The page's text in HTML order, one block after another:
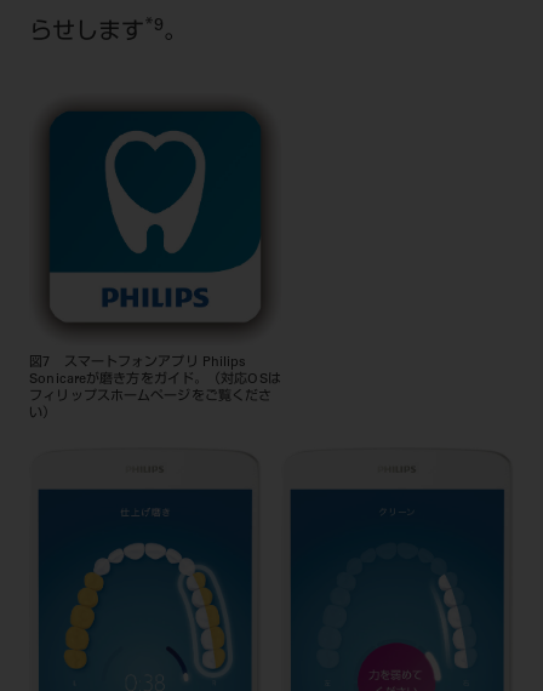
らせします *9 。
図7 スマートフォンアプリ Philips
Sonicareが磨き方をガイド。（対応OSは
フィリップスホームページをご覧くださ
い）